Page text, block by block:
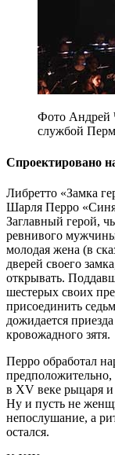
Фото Андрей
службой
Спроектировано
Либретто «Замка
Шарля Перро
Заглавный герой,
ревнивого
молодая жена (в
дверей своего
открывать.
шестерых своих
присоединить
дожидается
кровожадного зятя.
Перро обработал
в XV веке рыцаря
Ну и пусть не
непослушание, а
остался.